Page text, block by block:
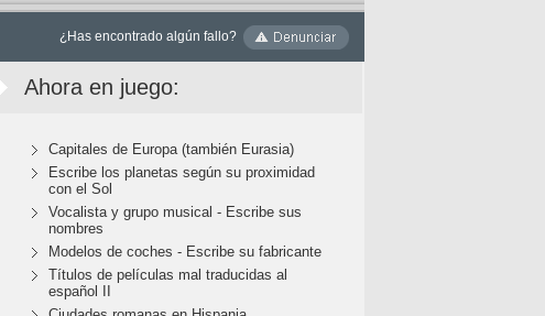
¿Has encontrado algún fallo?
Ahora en juego:
Capitales de Europa (también Eurasia)
Escribe los planetas según su proximidad
con el Sol
Vocalista y grupo musical - Escribe sus
nombres
Modelos de coches - Escribe su fabricante
Títulos de películas mal traducidas al
español II